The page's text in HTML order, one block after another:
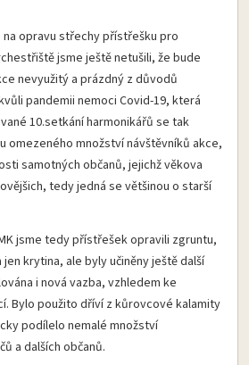
opravu střechy přístřešku pro
jsme ještě netušili, že bude
nevyužitý a prázdný z důvodů
pandemii nemoci Covid-19, která
10.setkání harmonikářů se tak
omezeného množství návštěvníků akce,
samotných občanů, jejichž věkova
tedy jedná se většinou o starší
jsme tedy přístřešek opravili zgruntu,
krytina, ale byly učiněny ještě další
i nová vazba, vzhledem ke
Bylo použito dříví z kůrovcové kalamity
podílelo nemalé množství
a dalších občanů.